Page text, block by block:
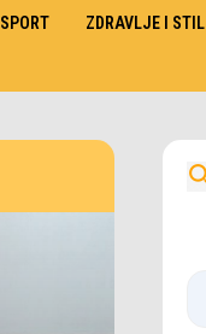
SPORT ZDRAVLJE I STIL